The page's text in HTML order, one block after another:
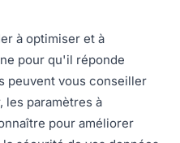
à optimiser et à
pour qu'il réponde
peuvent vous conseiller
les paramètres à
pour améliorer